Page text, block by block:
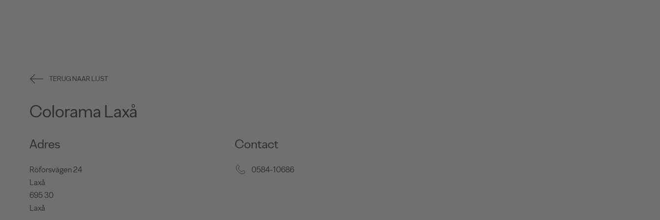
TERUG NAAR LIJST
Colorama Laxå
Adres
Röforsvägen 24
Laxå
695 30
Laxå
Contact
0584-10686